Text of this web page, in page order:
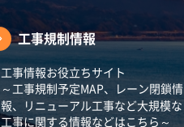
工事規制情報
工事情報お役立ちサイト
～工事規制予定MAP、レーン閉鎖情
報、リニューアル工事など大規模な
工事に関する情報などはこちら～